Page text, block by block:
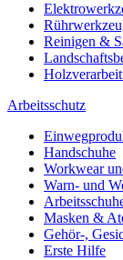
Reinigen &
Arbeitsschutz
Handschuhe
Workwear
Warn- und
Masken &
Gehör-,
Erste Hilfe